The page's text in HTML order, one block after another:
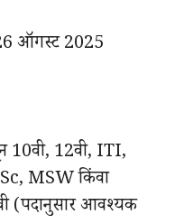
ऑगस्ट 2025
10वी, 12वी, ITI,
MSW किंवा
(पदानुसार आवश्यक